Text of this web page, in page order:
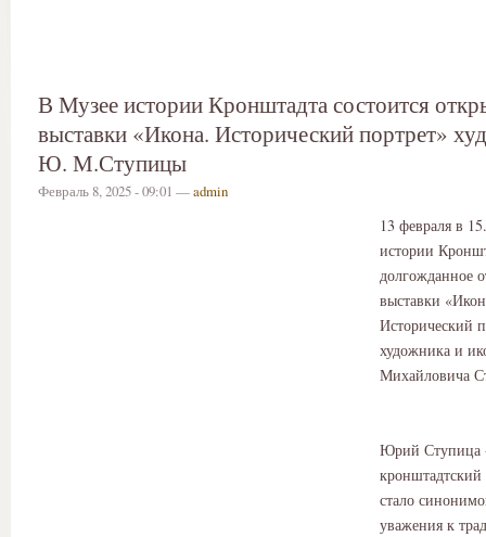
В Музее истории Кронштадта состоится
выставки «Икона. Исторический портрет»
Ю. М.Ступицы
Февраль 8, 2025 - 09:01 —admin
13 февраля в
истории
долгожданное
выставки
Исторический
художника и
Михайловича
Юрий Ступица
кронштадтский
стало
уважения к